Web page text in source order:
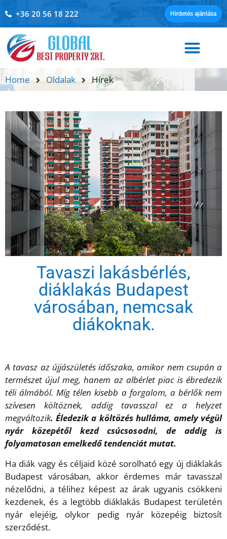
+36 20 56 18 222 Hirdetés ajánlása
Home Oldalak Hírek
Tavaszi lakásbérlés,
diáklakás Budapest
városában, nemcsak
diákoknak.
A tavasz az újjászületés időszaka, amikor nem csupán a
természet újul meg, hanem az albérlet piac is ébredezik
téli álmából. Míg télen kisebb a forgalom, a bérlők nem
szívesen költöznek, addig tavasszal ez a helyzet
megváltozik. Éledezik a költözés hulláma, amely végül
nyár közepétől kezd csúcsosodni, de addig is
folyamatosan emelkedő tendenciát mutat.
Ha diák vagy és céljaid közé sorolható egy új diáklakás
Budapest városában, akkor érdemes már tavasszal
nézelődni, a télihez képest az árak ugyanis csökkeni
kezdenek, és a legtöbb diáklakás Budapest területén
nyár elejéig, olykor pedig nyár közepéig biztosít
szerződést.